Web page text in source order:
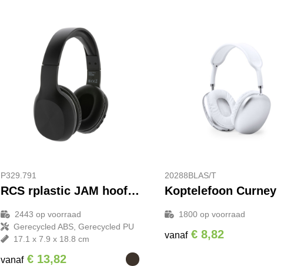
P329.791
RCS rplastic JAM hoofdtelefoon
2443 op voorraad
Gerecycled ABS, Gerecycled PU
17.1 x 7.9 x 18.8 cm
vanaf € 13,82
20288BLAS/T
Koptelefoon Curney
1800 op voorraad
vanaf € 8,82